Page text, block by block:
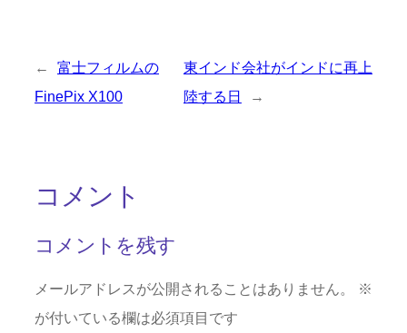
←
富士フィルムの
FinePix X100
東インド会社がインドに再上
陸する日
→
コメント
コメントを残す
メールアドレスが公開されることはありません。
※
が付いている欄は必須項目です